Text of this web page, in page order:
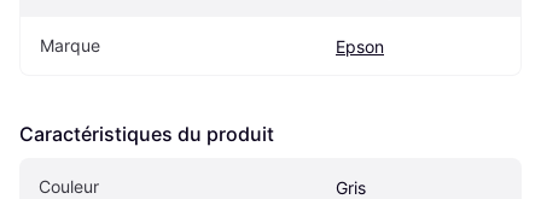
Marque Epson
Caractéristiques du produit
Couleur Gris